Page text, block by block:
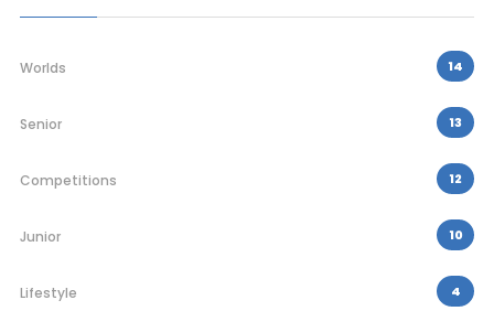
Worlds 14
Senior 13
Competitions 12
Junior 10
Lifestyle 4